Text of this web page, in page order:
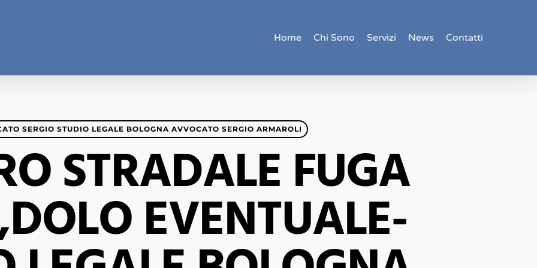
Home Chi Sono Servizi News Contatti
SERGIO STUDIO LEGALE BOLOGNA AVVOCATO SERGIO ARMAROLI
STRADALE FUGA
EVENTUALE-